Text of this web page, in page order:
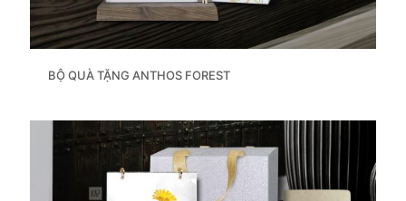
BỘ QUÀ TẶNG ANTHOS FOREST